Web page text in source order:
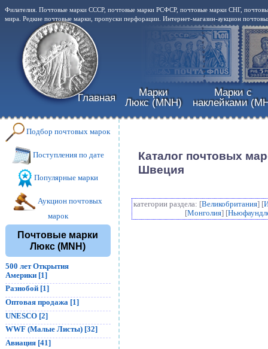
Филателия. Почтовые марки СССР, почтовые марки РСФСР, почтовые марки СНГ,
мира. Редкие почтовые марки, пропуски перфорации. Интернет-магазин-аукцион
Главная
Марки
Люкс (MNH)
Марки с
наклейками
Подбор почтовых марок
Поступления по дате
Популярные марки
Аукцион почтовых
марок
Почтовые марки
Люкс (MNH)
500 лет Открытия
Америки [1]
Разнобой [1]
Оптовая продажа [1]
UNESCO [2]
WWF (Малые Листы) [32]
Авиация [41]
Каталог почтовых
Швеция
категории раздела: [Великобритания] [
[Монголия] [